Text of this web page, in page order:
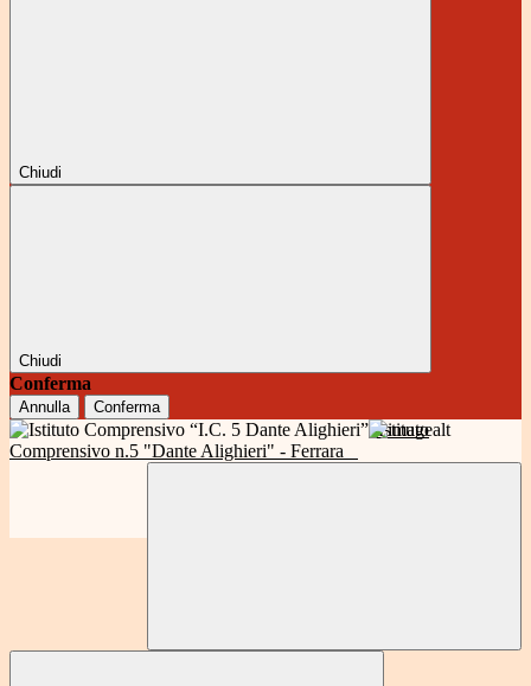
Chiudi
Chiudi
Conferma
Annulla Conferma
Istituto
Comprensivo n.5 "Dante Alighieri" - Ferrara